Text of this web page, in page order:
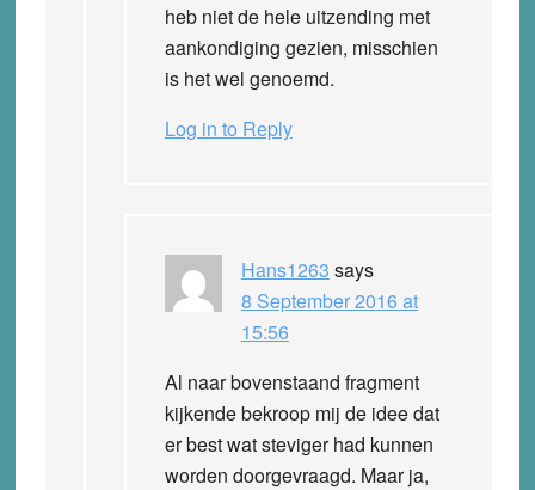
heb niet de hele uitzending met
aankondiging gezien, misschien
is het wel genoemd.
Log in to Reply
Hans1263 says
8 September 2016 at
15:56
Al naar bovenstaand fragment
kijkende bekroop mij de idee dat
er best wat steviger had kunnen
worden doorgevraagd. Maar ja,